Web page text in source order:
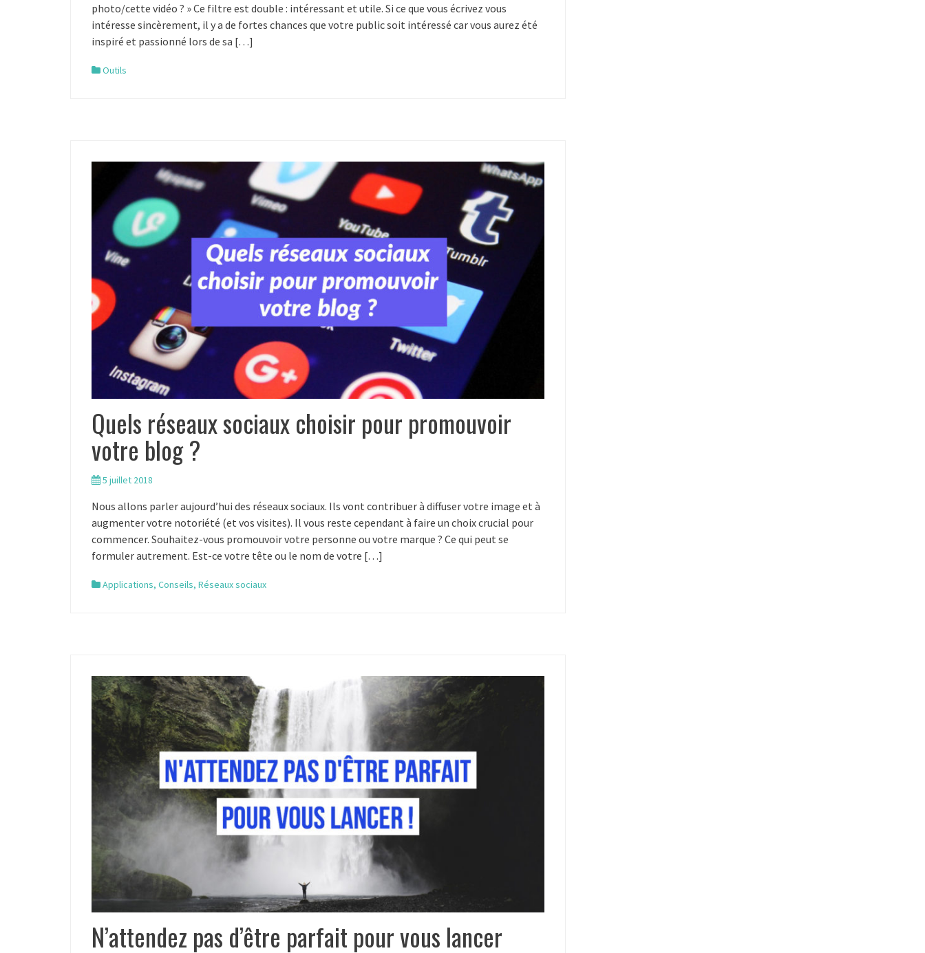
photo/cette vidéo ? » Ce filtre est double : intéressant et utile. Si ce que vous écrivez vous
intéresse sincèrement, il y a de fortes chances que votre public soit intéressé car vous aurez été
inspiré et passionné lors de sa […]
Outils
Quels réseaux sociaux choisir pour promouvoir
votre blog ?
5 juillet 2018
Nous allons parler aujourd’hui des réseaux sociaux. Ils vont contribuer à diffuser votre image et à
augmenter votre notoriété (et vos visites). Il vous reste cependant à faire un choix crucial pour
commencer. Souhaitez-vous promouvoir votre personne ou votre marque ? Ce qui peut se
formuler autrement. Est-ce votre tête ou le nom de votre […]
Applications, Conseils, Réseaux sociaux
N’attendez pas d’être parfait pour vous lancer